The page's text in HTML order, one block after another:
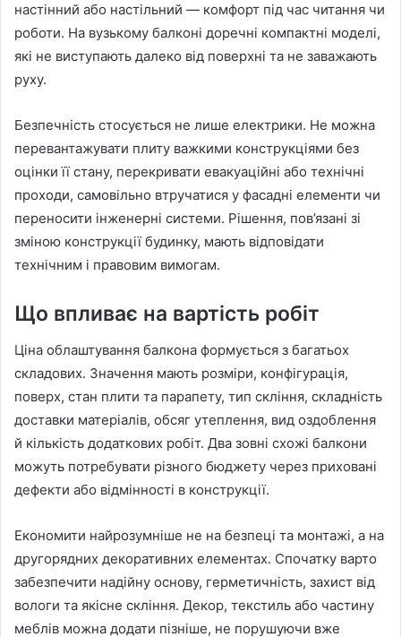
настінний або настільний — комфорт під час читання чи
роботи. На вузькому балконі доречні компактні моделі,
які не виступають далеко від поверхні та не заважають
руху.
Безпечність стосується не лише електрики. Не можна
перевантажувати плиту важкими конструкціями без
оцінки її стану, перекривати евакуаційні або технічні
проходи, самовільно втручатися у фасадні елементи чи
переносити інженерні системи. Рішення, пов’язані зі
зміною конструкції будинку, мають відповідати
технічним і правовим вимогам.
Що впливає на вартість робіт
Ціна облаштування балкона формується з багатьох
складових. Значення мають розміри, конфігурація,
поверх, стан плити та парапету, тип скління, складність
доставки матеріалів, обсяг утеплення, вид оздоблення
й кількість додаткових робіт. Два зовні схожі балкони
можуть потребувати різного бюджету через приховані
дефекти або відмінності в конструкції.
Економити найрозумніше не на безпеці та монтажі, а на
другорядних декоративних елементах. Спочатку варто
забезпечити надійну основу, герметичність, захист від
вологи та якісне скління. Декор, текстиль або частину
меблів можна додати пізніше, не порушуючи вже